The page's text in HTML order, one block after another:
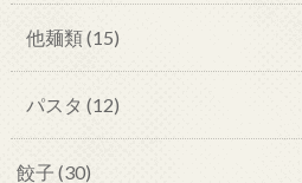
他麺類(15)
パスタ (12)
餃子 (30)